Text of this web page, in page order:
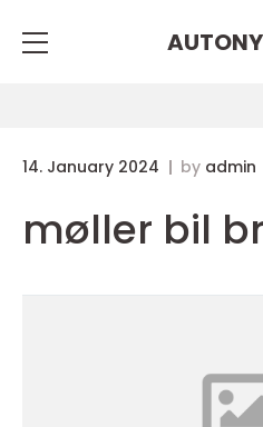
14. January 2024 by admin
møller bil